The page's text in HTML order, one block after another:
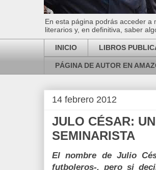
En esta página podrás acceder
literarios y, en definitiva, saber
INICIO LIBROS
PÁGINA DE AUTOR EN
14 febrero 2012
JULO CÉSAR:
SEMINARISTA
El nombre de Julio
futboleros-, pero si